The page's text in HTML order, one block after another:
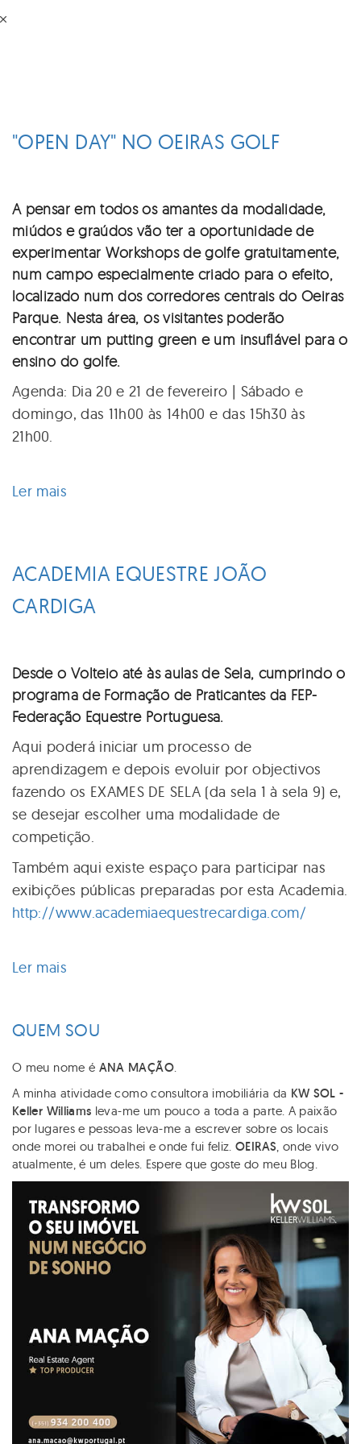
"OPEN DAY" NO OEIRAS GOLF
A pensar em todos os amantes da modalidade,
miúdos e graúdos vão ter a oportunidade de
experimentar Workshops de golfe gratuitamente,
num campo especialmente criado para o efeito,
localizado num dos corredores centrais do Oeiras
Parque. Nesta área, os visitantes poderão
encontrar um putting green e um insuflável para o
ensino do golfe.
Agenda: Dia 20 e 21 de fevereiro | Sábado e
domingo, das 11h00 às 14h00 e das 15h30 às
21h00.
Ler maisacerca
no
Oeiras
ACADEMIA EQUESTRE JOÃO
CARDIGA
Desde o Volteio até às aulas de Sela, cumprindo o
programa de Formação de Praticantes da FEP-
Federação Equestre Portuguesa.
Aqui poderá iniciar um processo de
aprendizagem e depois evoluir por objectivos
fazendo os EXAMES DE SELA (da sela 1 à sela 9) e,
se desejar escolher uma modalidade de
competição.
Também aqui existe espaço para participar nas
exibições públicas preparadas por esta Academia.
http://www.academiaequestrecardiga.com/
Ler maisacerca
Equestre
QUEM SOU
O meu nome é ANA MAÇÃO.
A minha atividade como consultora imobiliária da KW SOL -
Keller Williams leva-me um pouco a toda a parte. A paixão
por lugares e pessoas leva-me a escrever sobre os locais
onde morei ou trabalhei e onde fui feliz.OEIRAS, onde vivo
atualmente, é um deles. Espere que goste do meu Blog.